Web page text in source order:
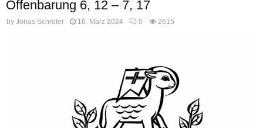
Offenbarung 6, 12 – 7, 17
by Jonas Schröter 16. März 2024 0 2615